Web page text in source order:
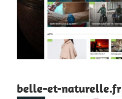
belle-et-naturelle.fr